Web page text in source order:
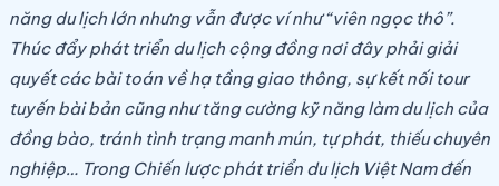
năng du lịch lớn nhưng vẫn được ví như “viên ngọc thô”.
Thúc đẩy phát triển du lịch cộng đồng nơi đây phải giải
quyết các bài toán về hạ tầng giao thông, sự kết nối tour
tuyến bài bản cũng như tăng cường kỹ năng làm du lịch của
đồng bào, tránh tình trạng manh mún, tự phát, thiếu chuyên
nghiệp… Trong Chiến lược phát triển du lịch Việt Nam đến